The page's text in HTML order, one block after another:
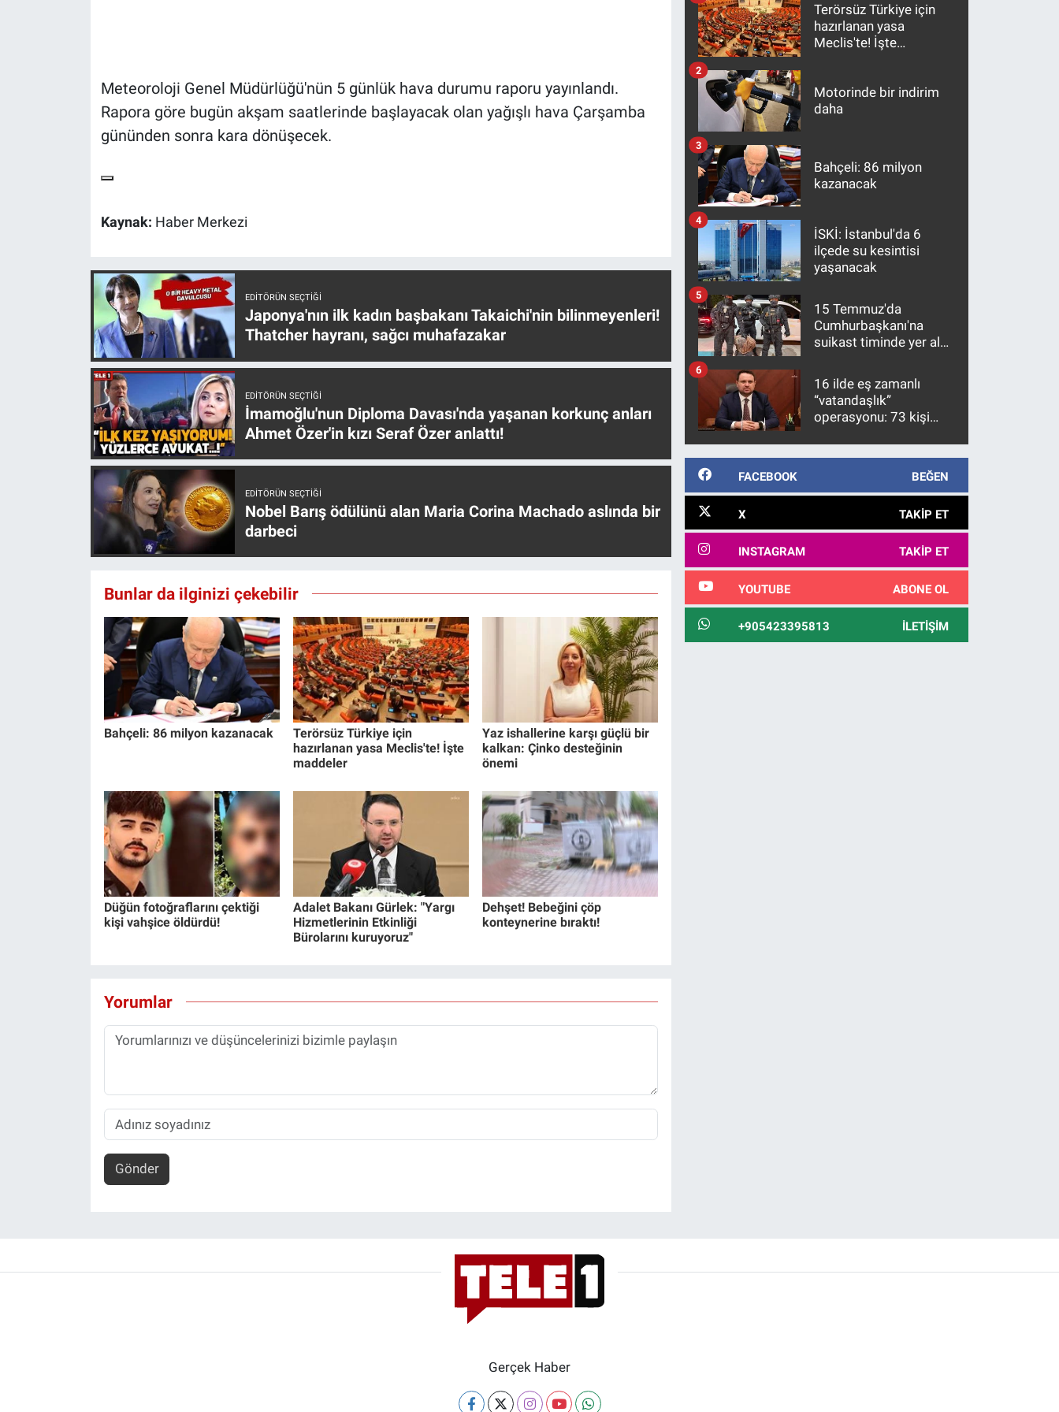
Meteoroloji Genel Müdürlüğü'nün 5 günlük hava durumu raporu yayınlandı.
Rapora göre bugün akşam saatlerinde başlayacak olan yağışlı hava Çarşamba
gününden sonra kara dönüşecek.
Kaynak: Haber Merkezi
EDITÖRÜN SEÇTIĞI
Japonya'nın ilk kadın başbakanı Takaichi'nin bilinmeyenleri!
Thatcher hayranı, sağcı muhafazakar
EDITÖRÜN SEÇTIĞI
İmamoğlu'nun Diploma Davası'nda yaşanan korkunç anları
Ahmet Özer'in kızı Seraf Özer anlattı!
EDITÖRÜN SEÇTIĞI
Nobel Barış ödülünü alan Maria Corina Machado aslında bir
darbeci
Bunlar da ilginizi çekebilir
Bahçeli: 86 milyon kazanacak
Terörsüz Türkiye için
hazırlanan yasa Meclis'te! İşte
maddeler
Yaz ishallerine karşı güçlü bir
kalkan: Çinko desteğinin
önemi
Düğün fotoğraflarını çektiği
kişi vahşice öldürdü!
Adalet Bakanı Gürlek: "Yargı
Hizmetlerinin Etkinliği
Bürolarını kuruyoruz"
Dehşet! Bebeğini çöp
konteynerine bıraktı!
Yorumlar
Gönder
Terörsüz Türkiye için
hazırlanan yasa
Meclis'te! İşte
Motorinde bir indirim
daha
2
Bahçeli: 86 milyon
kazanacak
3
İSKİ: İstanbul'da 6
ilçede su kesintisi
yaşanacak
4
15 Temmuz'da
Cumhurbaşkanı'na
suikast timinde yer alan
10 yıl sonra yakalandı
5
16 ilde eş zamanlı
“vatandaşlık”
operasyonu: 73 kişi
6
FACEBOOK BEĞEN
X TAKIP ET
INSTAGRAM TAKIP ET
YOUTUBE ABONE OL
+905423395813 İLETIŞIM
Gerçek Haber
Kültür Sanat
Ne demişti
Programlar
Teknoloji
Türkiye'nin Geleceği
Türkiye'nin Gündemi
Yerel Gündem
Yerel Yaşam